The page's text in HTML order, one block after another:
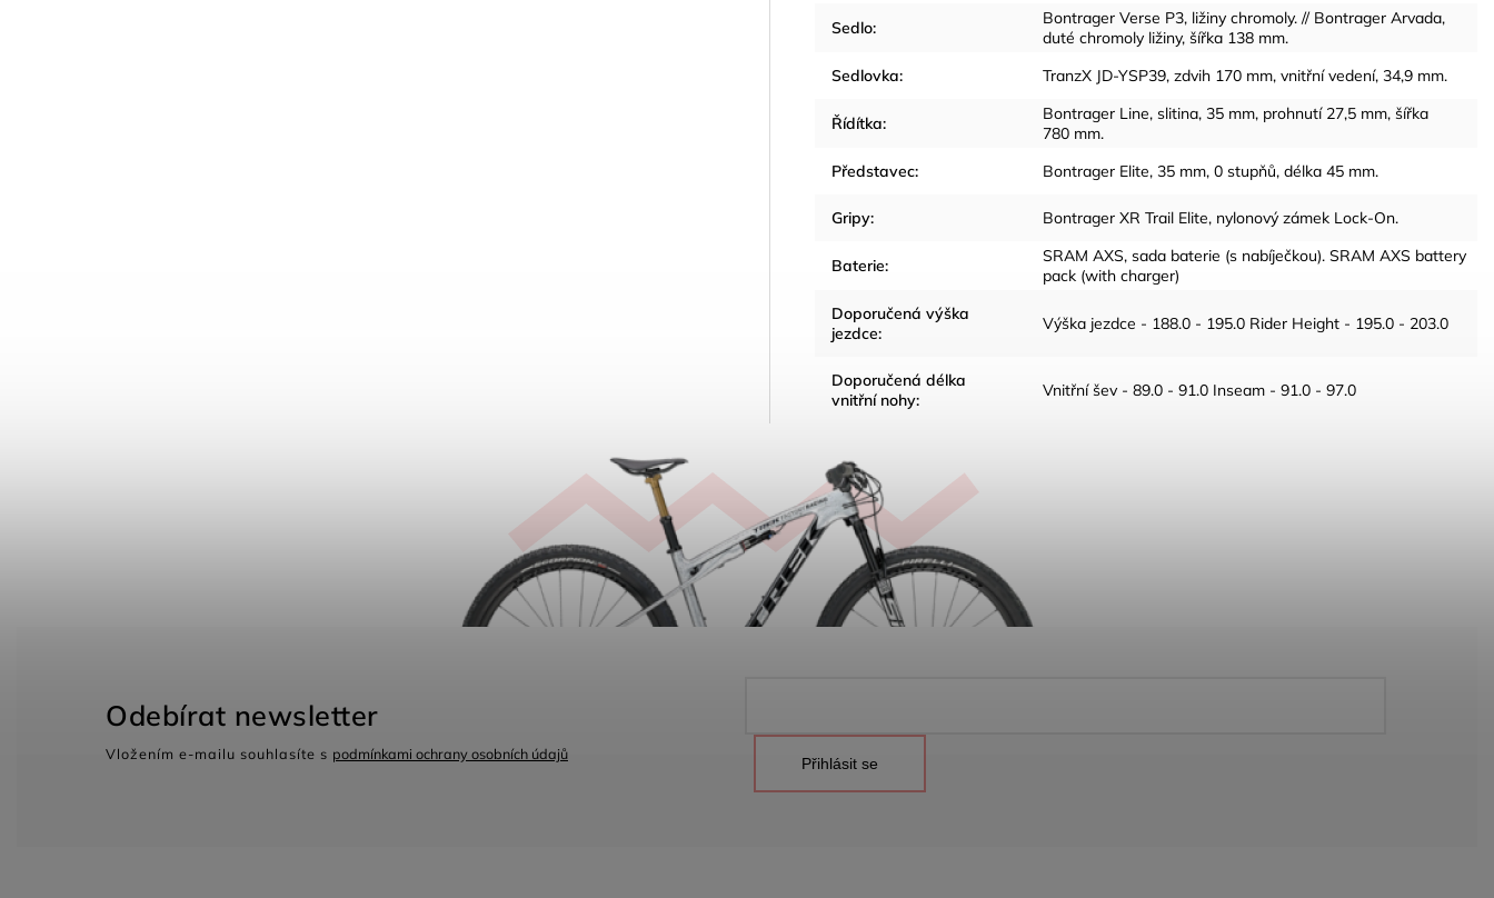
Sedlo:
Bontrager Verse P3, ližiny chromoly. // Bontrager Arvada,
duté chromoly ližiny, šířka 138 mm.
Sedlovka: TranzX JD-YSP39, zdvih 170 mm, vnitřní vedení, 34,9 mm.
Řídítka:
Bontrager Line, slitina, 35 mm, prohnutí 27,5 mm, šířka
780 mm.
Představec: Bontrager Elite, 35 mm, 0 stupňů, délka 45 mm.
Gripy: Bontrager XR Trail Elite, nylonový zámek Lock-On.
Baterie:
SRAM AXS, sada baterie (s nabíječkou). SRAM AXS battery
pack (with charger)
Doporučená výška
jezdce: Výška jezdce - 188.0 - 195.0 Rider Height - 195.0 - 203.0
Doporučená délka
vnitřní nohy: Vnitřní šev - 89.0 - 91.0 Inseam - 91.0 - 97.0
Odebírat newsletter
Vložením e-mailu souhlasíte s podmínkami ochrany osobních údajů
Přihlásit se